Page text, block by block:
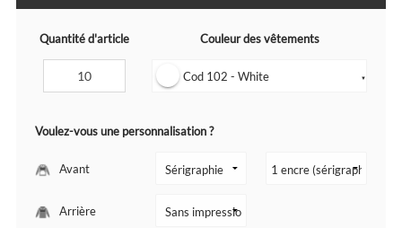
Quantité d'article Couleur des vêtements
Cod 102 - White ▼
Voulez-vous une personnalisation ?
Avant
Arrière